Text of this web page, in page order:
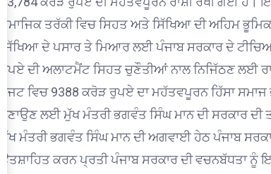
ਸਮਾਜਿਕ ਤਰੱਕੀ ਵਿਚ ਸਿਹਤ ਅਤੇ ਸਿੱਖਿਆ ਦੀ ਅਹਿਮ
ਸਿੱਖਿਆ ਦੇ ਪਸਾਰ ਤੇ ਮਿਆਰ ਲਈ ਪੰਜਾਬ ਸਰਕਾਰ ਦੇ
ਰੁਪਏ ਦੀ ਅਲਾਟਮੈਂਟ ਸਿਹਤ ਚੁਣੌਤੀਆਂ ਨਾਲ ਨਿਜਿੱਠਣ ਲਈ
ਬਜਟ ਵਿਚ 9388 ਕਰੋੜ ਰੁਪਏ ਦਾ ਮਹੱਤਵਪੂਰਨ ਹਿੱਸਾ
ਬਣਾਉਣ ਲਈ ਮੁੱਖ ਮੰਤਰੀ ਭਗਵੰਤ ਸਿੰਘ ਮਾਨ ਦੀ ਸਰਕਾਰ
ਮੁੱਖ ਮੰਤਰੀ ਭਗਵੰਤ ਸਿੰਘ ਮਾਨ ਦੀ ਅਗਵਾਈ ਹੇਠ ਪੰਜਾਬ
ਉਤਸ਼ਾਹਿਤ ਕਰਨ ਪ੍ਰਤੀ ਪੰਜਾਬ ਸਰਕਾਰ ਦੀ